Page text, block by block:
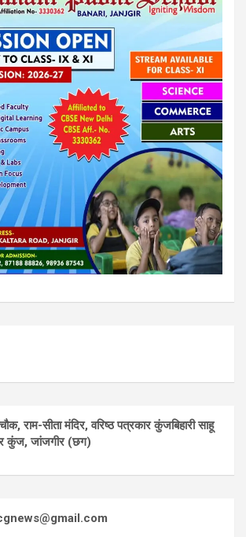
राम-सीता मंदिर, वरिष्ठ पत्रकार कुंजबिहारी साहू
कुंज, जांजगीर (छग)